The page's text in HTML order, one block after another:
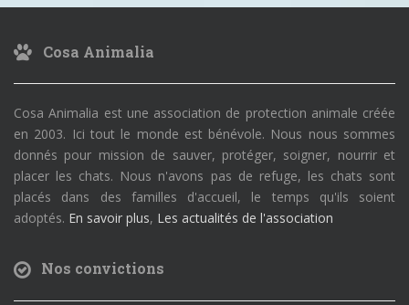
Cosa Animalia
Cosa Animalia est une association de protection animale créée
en 2003. Ici tout le monde est bénévole. Nous nous sommes
donnés pour mission de sauver, protéger, soigner, nourrir et
placer les chats. Nous n'avons pas de refuge, les chats sont
placés dans des familles d'accueil, le temps qu'ils soient
adoptés. En savoir plus, Les actualités de l'association
Nos convictions